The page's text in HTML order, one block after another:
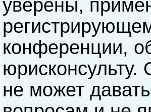
уверены,
конференции,
не может